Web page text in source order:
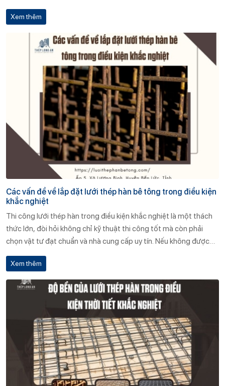
và độ bền. Một trong những vật liệu quan trọng không thể thiếu
trong kết cấu này chính là lưới thép hàn. Vậy: 👉 Lưới thép hàn có
vai trò gì trong hệ thống trần bê tông giả? 👉 Ưu – nhược điểm
khi sử dụng? 👉 Cách lựa chọn lưới thép hàn phù hợp cho trần bê
tông giả? Hãy cùng Thép Long An phân tích chi tiết trong bài viết
Xem thêm
Các vấn đề về lắp đặt lưới thép hàn bê tông trong điều kiện
khắc nghiệt
Thi công lưới thép hàn trong điều kiện khắc nghiệt là một thách
thức lớn, đòi hỏi không chỉ kỹ thuật thi công tốt mà còn phải
chọn vật tư đạt chuẩn và nhà cung cấp uy tín. Nếu không được
chuẩn bị kỹ lưỡng, hậu quả có thể là giảm tuổi thọ công trình,
phát sinh chi phí bảo trì, thậm chí gây mất an toàn công trình.
Xem thêm